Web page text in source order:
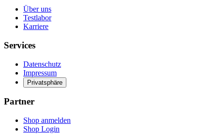
Über uns
Testlabor
Karriere
Services
Datenschutz
Impressum
Privatsphäre
Partner
Shop anmelden
Shop Login